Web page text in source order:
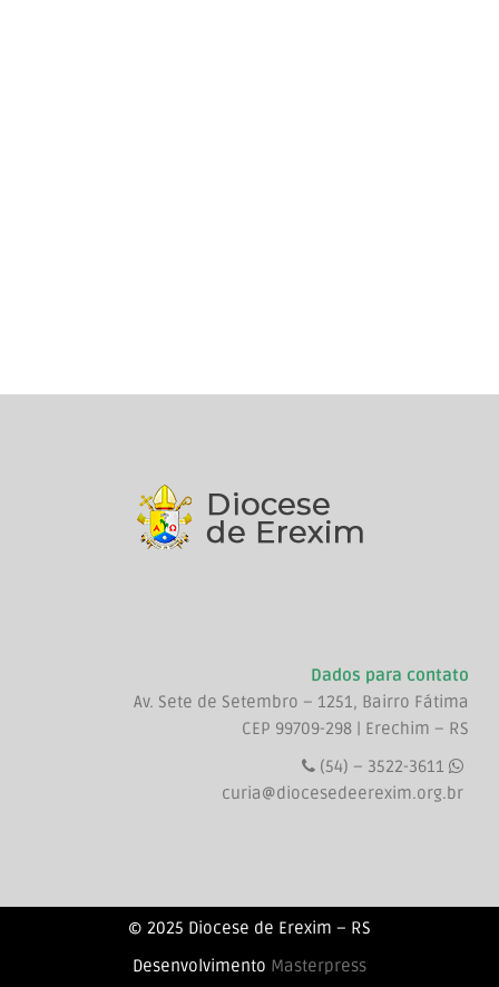
Dados para contato
Av. Sete de Setembro – 1251, Bairro Fátima
CEP 99709-298 | Erechim – RS
(54) – 3522-3611
curia@diocesedeerexim.org.br
© 2025 Diocese de Erexim – RS
Desenvolvimento Masterpress